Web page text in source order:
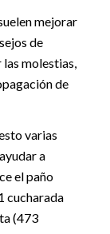
mejorar
de
molestias,
de
varias
a
el paño
cucharada
(473